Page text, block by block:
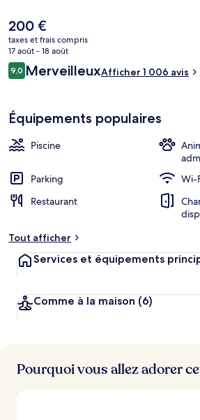
Artisan, qui vous sert le petit déjeuner et le
luxe abrite en outre un bar / salon, une salle
h/24 et une salle de fitness. Les autres
bien en ce qui concerne le personnel
minutes de marche seulement séparent
transports publics : Arrêt de tram
Le
prix
actuel
est
de
200 €
taxes et frais compris
17 août - 18 août
Avis
voyageurs
9,09,0 sur 10
MerveilleuxAfficher 1 006 avis
Équipements populaires
Piscine
Parking
Wi-
Restaurant
Tout afficher
Services et équipements
Comme à la maison (6)
Pourquoi vous allez adorer